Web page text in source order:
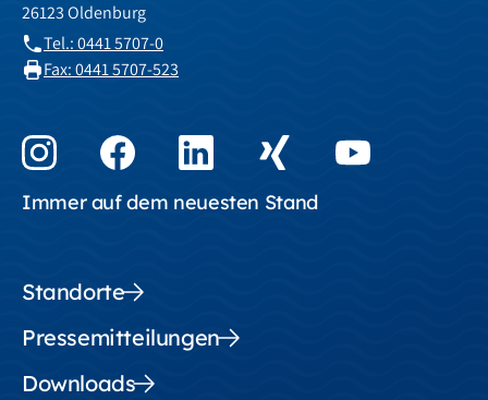
26123 Oldenburg
Tel.: 0441 5707-0
Fax: 0441 5707-523
Immer auf dem neuesten Stand
Standorte
Pressemitteilungen
Downloads